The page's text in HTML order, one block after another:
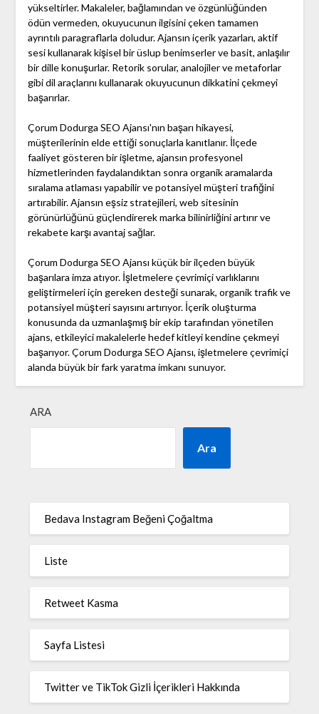
yükseltirler. Makaleler, bağlamından ve özgünlüğünden
ödün vermeden, okuyucunun ilgisini çeken tamamen
ayrıntılı paragraflarla doludur. Ajansın içerik yazarları, aktif
sesi kullanarak kişisel bir üslup benimserler ve basit, anlaşılır
bir dille konuşurlar. Retorik sorular, analojiler ve metaforlar
gibi dil araçlarını kullanarak okuyucunun dikkatini çekmeyi
başarırlar.
Çorum Dodurga SEO Ajansı'nın başarı hikayesi,
müşterilerinin elde ettiği sonuçlarla kanıtlanır. İlçede
faaliyet gösteren bir işletme, ajansın profesyonel
hizmetlerinden faydalandıktan sonra organik aramalarda
sıralama atlaması yapabilir ve potansiyel müşteri trafiğini
artırabilir. Ajansın eşsiz stratejileri, web sitesinin
görünürlüğünü güçlendirerek marka bilinirliğini artırır ve
rekabete karşı avantaj sağlar.
Çorum Dodurga SEO Ajansı küçük bir ilçeden büyük
başarılara imza atıyor. İşletmelere çevrimiçi varlıklarını
geliştirmeleri için gereken desteği sunarak, organik trafik ve
potansiyel müşteri sayısını artırıyor. İçerik oluşturma
konusunda da uzmanlaşmış bir ekip tarafından yönetilen
ajans, etkileyici makalelerle hedef kitleyi kendine çekmeyi
başarıyor. Çorum Dodurga SEO Ajansı, işletmelere çevrimiçi
alanda büyük bir fark yaratma imkanı sunuyor.
ARA
Ara
Bedava Instagram Beğeni Çoğaltma
Liste
Retweet Kasma
Sayfa Listesi
Twitter ve TikTok Gizli İçerikleri Hakkında